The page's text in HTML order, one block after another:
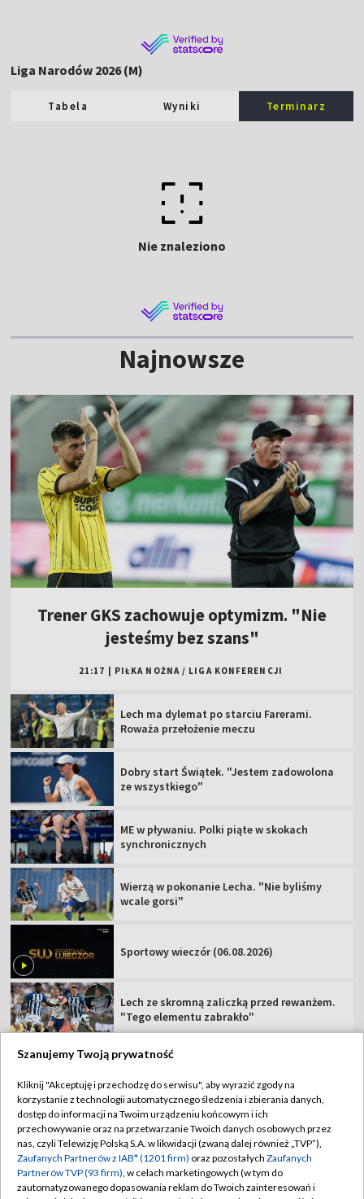
Liga Narodów 2026 (M)
Tabela Wyniki Terminarz
Nie znaleziono
Najnowsze
Trener GKS zachowuje optymizm. "Nie
jesteśmy bez szans"
21:17 PIŁKA NOŻNA / LIGA KONFERENCJI
Lech ma dylemat po starciu Farerami.
Roważa przełożenie meczu
Dobry start Świątek. "Jestem zadowolona
ze wszystkiego"
ME w pływaniu. Polki piąte w skokach
synchronicznych
Wierzą w pokonanie Lecha. "Nie byliśmy
wcale gorsi"
Sportowy wieczór (06.08.2026)
Lech ze skromną zaliczką przed rewanżem.
"Tego elementu zabrakło"
TVP
Abonament TVP
Sklep TVP
Biuro Reklamy
Regulamin TVP
Polityka prywatności
Moje zgody
Szanujemy Twoją prywatność
Kliknij "Akceptuję i przechodzę do serwisu", aby wyrazić zgody na
korzystanie z technologii automatycznego śledzenia i zbierania danych,
dostęp do informacji na Twoim urządzeniu końcowym i ich
przechowywanie oraz na przetwarzanie Twoich danych osobowych przez
nas, czyli Telewizję Polską S.A. w likwidacji (zwaną dalej również „TVP”),
Zaufanych Partnerów z IAB* (1201 firm) oraz pozostałych Zaufanych
Partnerów TVP (93 firm), w celach marketingowych (w tym do
zautomatyzowanego dopasowania reklam do Twoich zainteresowań i